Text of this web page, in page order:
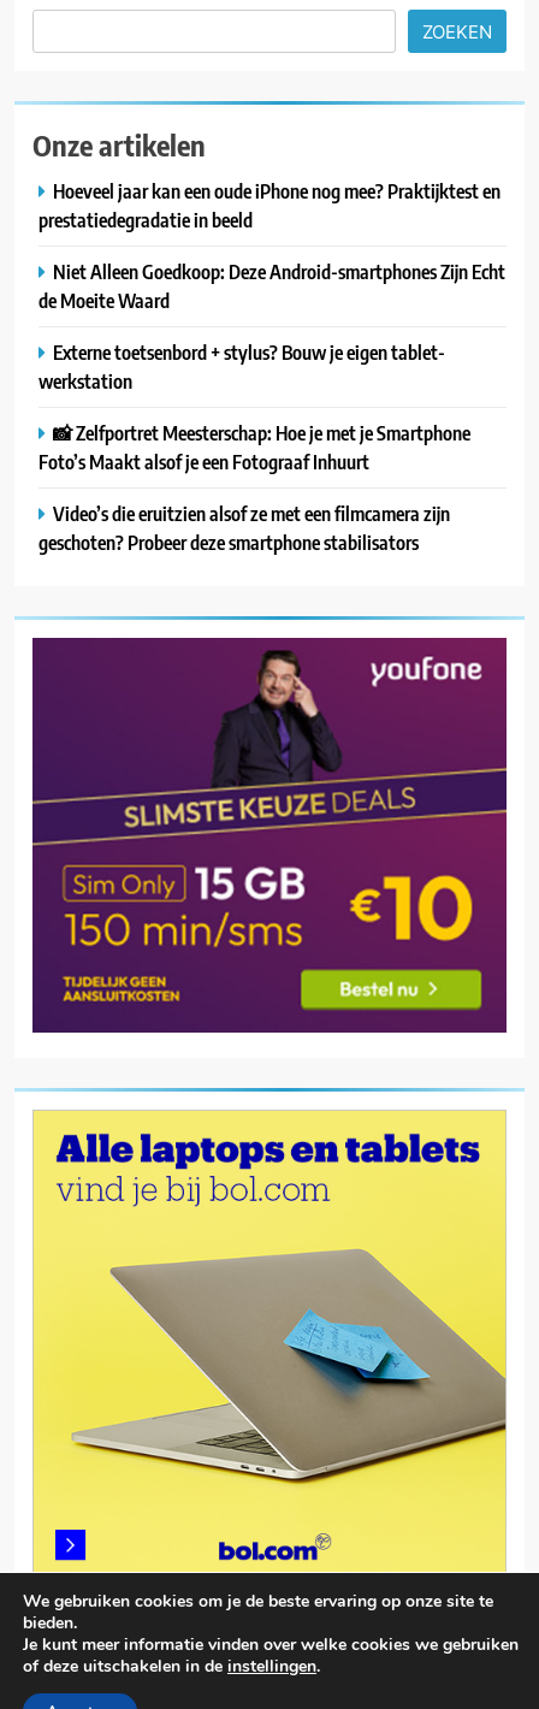
ZOEKEN
Onze artikelen
Hoeveel jaar kan een oude iPhone nog mee? Praktijktest en
prestatiedegradatie in beeld
Niet Alleen Goedkoop: Deze Android-smartphones Zijn Echt
de Moeite Waard
Externe toetsenbord + stylus? Bouw je eigen tablet-
werkstation
📸 Zelfportret Meesterschap: Hoe je met je Smartphone
Foto’s Maakt alsof je een Fotograaf Inhuurt
Video’s die eruitzien alsof ze met een filmcamera zijn
geschoten? Probeer deze smartphone stabilisators
We gebruiken cookies om je de beste ervaring op onze site te
bieden.
Je kunt meer informatie vinden over welke cookies we gebruiken
of deze uitschakelen in de instellingen.